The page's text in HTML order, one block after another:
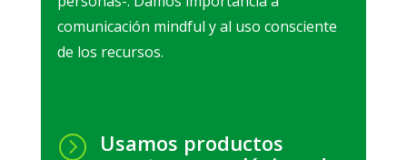
comunicación mindful y al uso consciente
de los recursos.
= Usamos productos